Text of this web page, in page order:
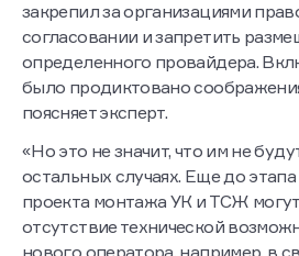
«Качкин и Партнеры».
закрепил за организациями
согласовании и запретить
определенного провайдера.
было продиктовано
«Но это не значит, что им не
остальных случаях. Еще до
проекта монтажа УК и ТСЖ